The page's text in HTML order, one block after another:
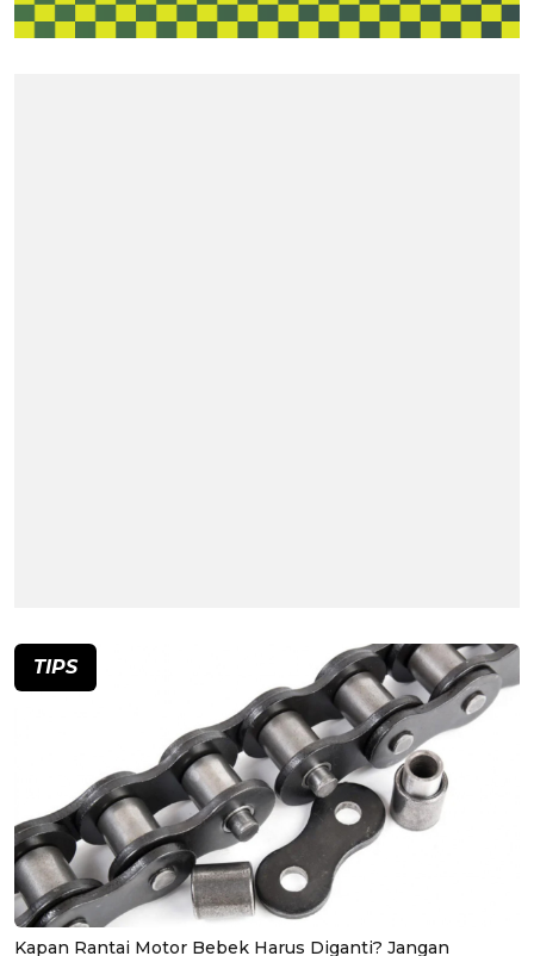
TIPS
Kapan Rantai Motor Bebek Harus Diganti? Jangan